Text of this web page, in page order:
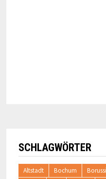
SCHLAGWÖRTER
Altstadt Bochum